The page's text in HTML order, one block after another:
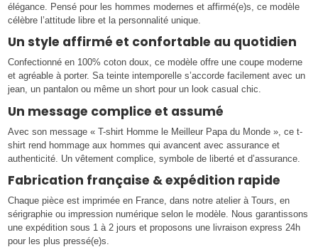
élégance. Pensé pour les hommes modernes et affirmé(e)s, ce modèle
célèbre l’attitude libre et la personnalité unique.
Un style affirmé et confortable au quotidien
Confectionné en 100% coton doux, ce modèle offre une coupe moderne
et agréable à porter. Sa teinte intemporelle s’accorde facilement avec un
jean, un pantalon ou même un short pour un look casual chic.
Un message complice et assumé
Avec son message « T-shirt Homme le Meilleur Papa du Monde », ce t-
shirt rend hommage aux hommes qui avancent avec assurance et
authenticité. Un vêtement complice, symbole de liberté et d’assurance.
Fabrication française & expédition rapide
Chaque pièce est imprimée en France, dans notre atelier à Tours, en
sérigraphie ou impression numérique selon le modèle. Nous garantissons
une expédition sous 1 à 2 jours et proposons une livraison express 24h
pour les plus pressé(e)s.